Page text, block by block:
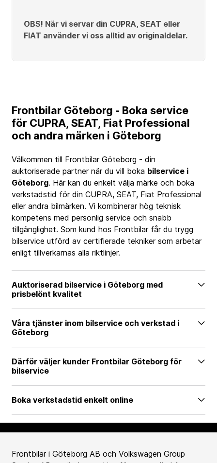
Frontbilar i Göteborg AB och Volkswagen Group
OBS! När vi servar din CUPRA, SEAT eller
FIAT använder vi oss alltid av originaldelar.
Frontbilar Göteborg - Boka service
för CUPRA, SEAT, Fiat Professional
och andra märken i Göteborg
Välkommen till Frontbilar Göteborg - din
auktoriserade partner när du vill boka bilservice i
Göteborg. Här kan du enkelt välja märke och boka
verkstadstid för din CUPRA, SEAT, Fiat Professional
eller andra bilmärken. Vi kombinerar hög teknisk
kompetens med personlig service och snabb
tillgänglighet. Som kund hos Frontbilar får du trygg
bilservice utförd av certifierade tekniker som arbetar
enligt tillverkarnas alla riktlinjer.
Auktoriserad bilservice i Göteborg med
prisbelönt kvalitet
Våra tjänster inom bilservice och verkstad i
Göteborg
Därför väljer kunder Frontbilar Göteborg för
bilservice
Boka verkstadstid enkelt online